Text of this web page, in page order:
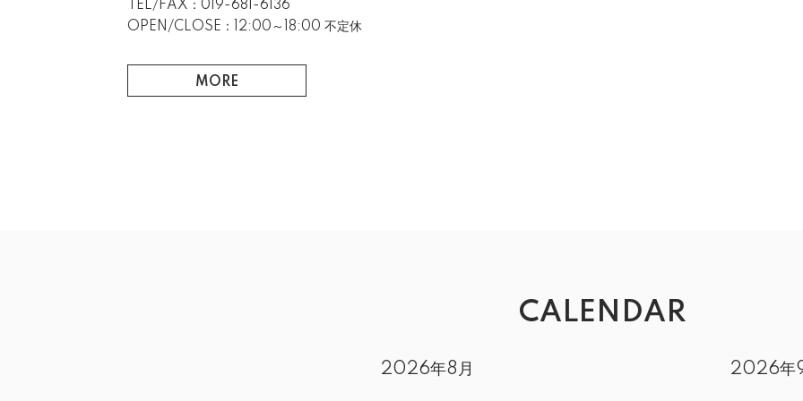
TEL/FAX：019-681-6136
OPEN/CLOSE：12:00～18:00 不定休
MORE
CALENDAR
2026年8月 2026年